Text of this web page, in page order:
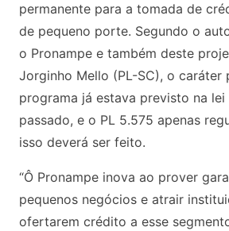
permanente para a tomada de
de pequeno porte. Segundo o
o Pronampe e também deste
Jorginho Mello (PL-SC), o caráter
programa já estava previsto na
passado, e o PL 5.575 apenas
isso deverá ser feito.
“Ô Pronampe inova ao prover
pequenos negócios e atrair
ofertarem crédito a esse